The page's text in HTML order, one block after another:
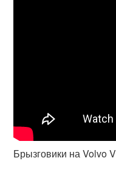
Брызговики на Volvo